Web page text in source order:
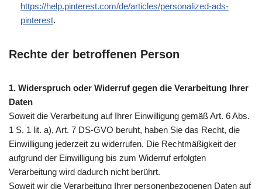
https://help.pinterest.com/de/articles/personalized-ads-
pinterest.
Rechte der betroffenen Person
1. Widerspruch oder Widerruf gegen die Verarbeitung Ihrer
Daten
Soweit die Verarbeitung auf Ihrer Einwilligung gemäß Art. 6 Abs.
1 S. 1 lit. a), Art. 7 DS-GVO beruht, haben Sie das Recht, die
Einwilligung jederzeit zu widerrufen. Die Rechtmäßigkeit der
aufgrund der Einwilligung bis zum Widerruf erfolgten
Verarbeitung wird dadurch nicht berührt.
Soweit wir die Verarbeitung Ihrer personenbezogenen Daten auf